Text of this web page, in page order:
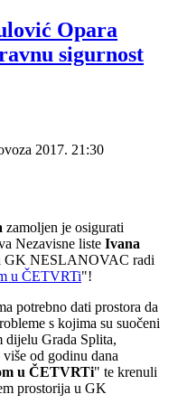
Opara
sigurnost
2017. 21:30
zamoljen je osigurati
Nezavisne listeIvana
GK NESLANOVAC radi
u ČETVRTi"!
potrebno dati prostora da
s kojima su suočeni
dijelu Grada Splita,
od godinu dana
u ČETVRTi" te krenuli
prostorija u GK